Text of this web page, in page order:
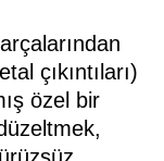
çıkıntıları)
özel bir